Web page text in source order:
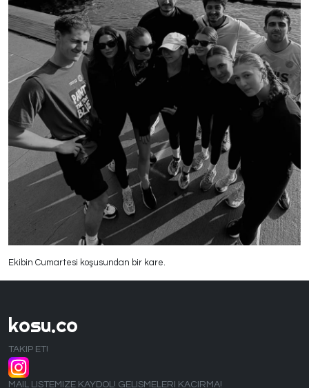
Ekibin Cumartesi koşusundan bir kare.
kosu.co
TAKIP ET!
MAIL LISTEMIZE KAYDOL! GELISMELERI KACIRMA!